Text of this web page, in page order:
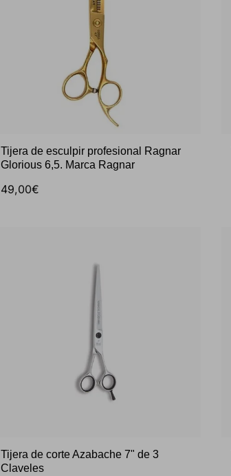
Tijera de esculpir profesional Ragnar
Glorious 6,5. Marca Ragnar
49,00€
Tijera de corte Azabache 7" de 3
Claveles